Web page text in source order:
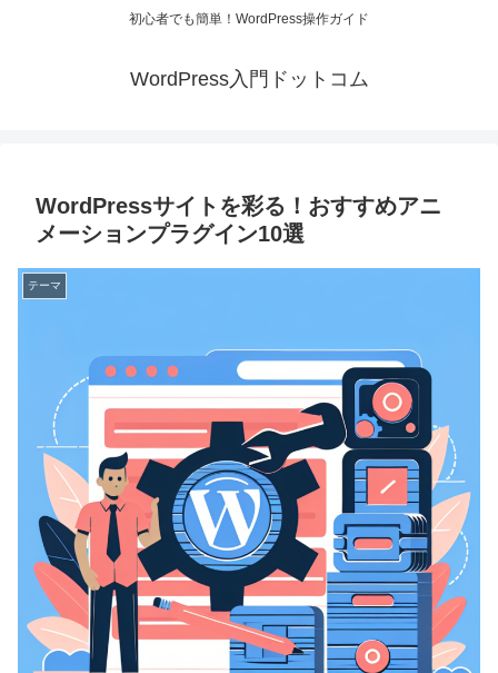
初心者でも簡単！WordPress操作ガイド
WordPress入門ドットコム
WordPressサイトを彩る！おすすめアニ
メーションプラグイン10選
テーマ